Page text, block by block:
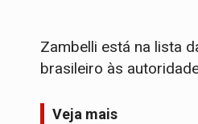
Zambelli está na lista
brasileiro às
Veja mais